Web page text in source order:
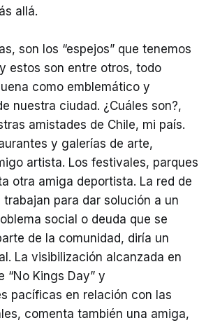
allá.
son los “espejos” que tenemos
estos son entre otros, todo
como emblemático y
nuestra ciudad. ¿Cuáles son?,
amistades de Chile, mi país.
y galerías de arte,
artista. Los festivales, parques
otra amiga deportista. La red de
para dar solución a un
social o deuda que se
de la comunidad, diría un
La visibilización alcanzada en
“No Kings Day” y
pacíficas en relación con las
comenta también una amiga,